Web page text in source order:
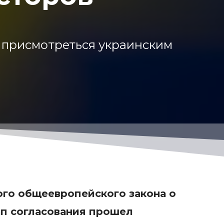
украинским
общеевропейского закона о
согласования прошел